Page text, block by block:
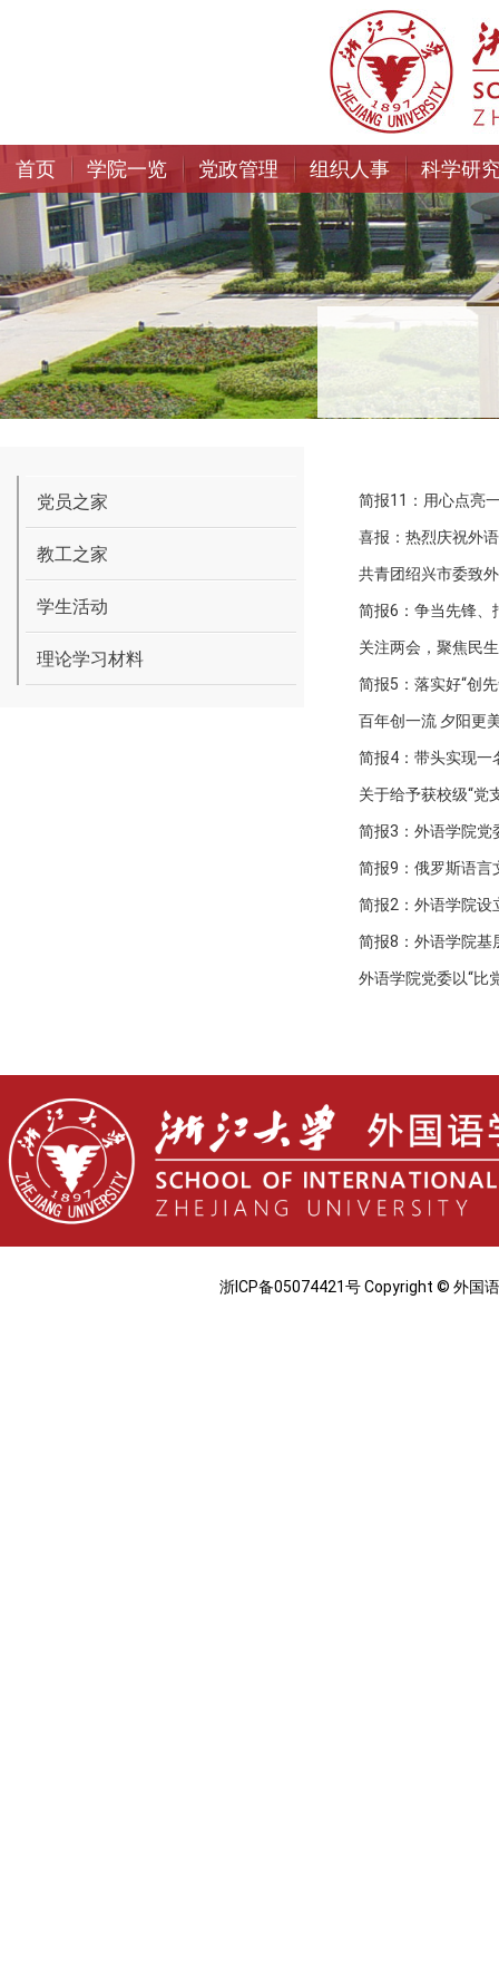
首页 学院一览 党政管理 组织人事 科学研
党员之家
教工之家
学生活动
理论学习材料
简报11：用心点亮
喜报：热烈庆祝外
共青团绍兴市委致
简报6：争当先锋
关注两会，聚焦民
简报5：落实好“创
百年创一流 夕阳更
简报4：带头实现一
关于给予获校级“党
简报3：外语学院党
简报9：俄罗斯语言
简报2：外语学院设
简报8：外语学院基
外语学院党委以“比
浙ICP备05074421号 Copyright © 外国